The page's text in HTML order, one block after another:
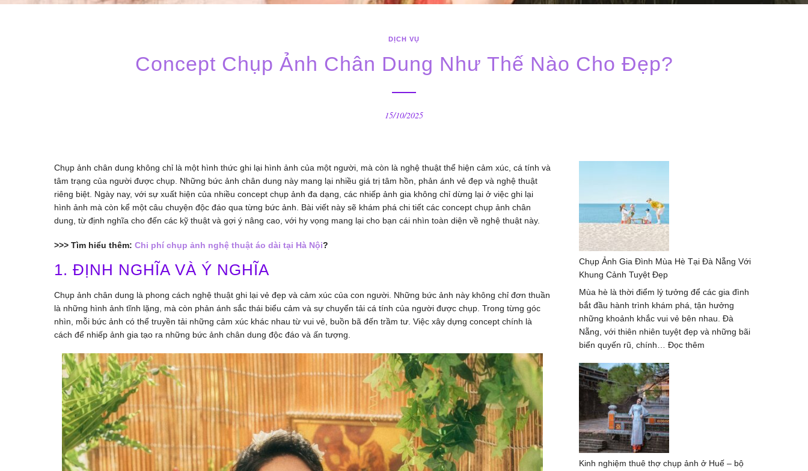
DỊCH VỤ
Concept Chụp Ảnh Chân Dung Như Thế Nào Cho Đẹp?
15/10/2025
Chụp ảnh chân dung không chỉ là một hình thức ghi lại hình ảnh của một người, mà còn là nghệ thuật thể hiện cảm xúc, cá tính và
tâm trạng của người được chụp. Những bức ảnh chân dung này mang lại nhiều giá trị tâm hồn, phản ánh vẻ đẹp và nghệ thuật
riêng biệt. Ngày nay, với sự xuất hiện của nhiều concept chụp ảnh đa dạng, các nhiếp ảnh gia không chỉ dừng lại ở việc ghi lại
hình ảnh mà còn kể một câu chuyện độc đáo qua từng bức ảnh. Bài viết này sẽ khám phá chi tiết các concept chụp ảnh chân
dung, từ định nghĩa cho đến các kỹ thuật và gợi ý nâng cao, với hy vọng mang lại cho bạn cái nhìn toàn diện về nghệ thuật này.
>>> Tìm hiểu thêm: Chi phí chụp ảnh nghệ thuật áo dài tại Hà Nội?
1. ĐỊNH NGHĨA VÀ Ý NGHĨA
Chụp ảnh chân dung là phong cách nghệ thuật ghi lại vẻ đẹp và cảm xúc của con người. Những bức ảnh này không chỉ đơn thuần
là những hình ảnh tĩnh lặng, mà còn phản ánh sắc thái biểu cảm và sự chuyển tải cá tính của người được chụp. Trong từng góc
nhìn, mỗi bức ảnh có thể truyền tải những cảm xúc khác nhau từ vui vẻ, buồn bã đến trầm tư. Việc xây dựng concept chính là
cách để nhiếp ảnh gia tạo ra những bức ảnh chân dung độc đáo và ấn tượng.
Chụp Ảnh Gia Đình Mùa Hè Tại Đà Nẵng Với
Khung Cảnh Tuyệt Đẹp
Mùa hè là thời điểm lý tưởng để các gia đình
bắt đầu hành trình khám phá, tận hưởng
những khoảnh khắc vui vẻ bên nhau. Đà
Nẵng, với thiên nhiên tuyệt đẹp và những bãi
biển quyến rũ, chính… Đọc thêm
Nẵng
Kinh nghiệm thuê thợ chụp ảnh ở Huế – bộ